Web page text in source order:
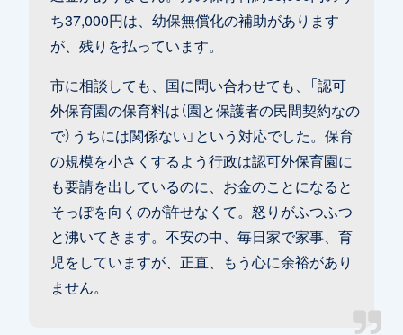
ち37,000円は、幼保無償化の補助があります
が、残りを払っています。
市に相談しても、国に問い合わせても、「認可
外保育園の保育料は（園と保護者の民間契約なの
で）うちには関係ない」という対応でした。保育
の規模を小さくするよう行政は認可外保育園に
も要請を出しているのに、お金のことになると
そっぽを向くのが許せなくて。怒りがふつふつ
と沸いてきます。不安の中、毎日家で家事、育
児をしていますが、正直、もう心に余裕があり
ません。